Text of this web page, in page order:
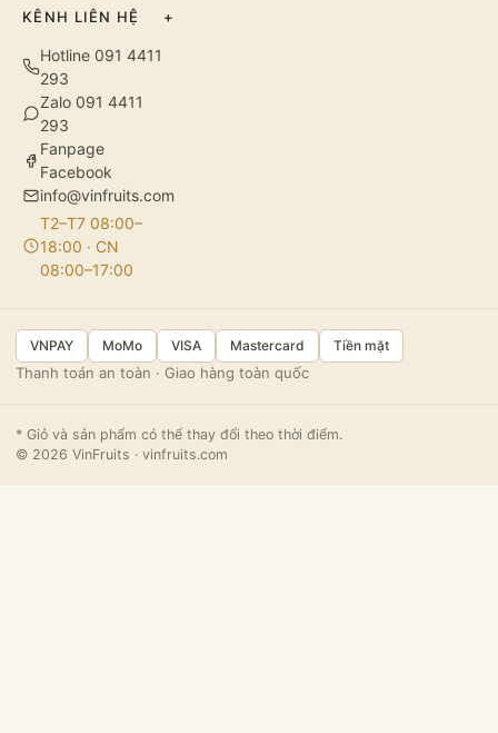
KÊNH LIÊN HỆ +
Hotline 091 4411
293
Zalo 091 4411
293
Fanpage
Facebook
info@vinfruits.com
T2–T7 08:00–
18:00 · CN
08:00–17:00
VNPAY MoMo VISA Mastercard Tiền mặt
Thanh toán an toàn · Giao hàng toàn quốc
* Giỏ và sản phẩm có thể thay đổi theo thời điểm.
© 2026 VinFruits · vinfruits.com